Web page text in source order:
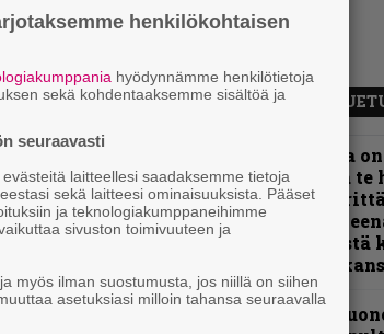
puhutaan!
sähköpostiin
”Metallica
koskaan ja te
nulikan
– Pepper
ensimmäistä
hevijätin
”He ovat
henkilökohtaisen
hyödynnämme henkilötietoja
sekä kohdentaaksemme sisältöä ja
seuraavasti
laitteellesi saadaksemme tietoja
sekä laitteesi ominaisuuksista. Pääset
ja teknologiakumppaneihimme
sivuston toimivuuteen ja
myös ilman suostumusta, jos niillä on siihen
asetuksiasi milloin tahansa seuraavalla